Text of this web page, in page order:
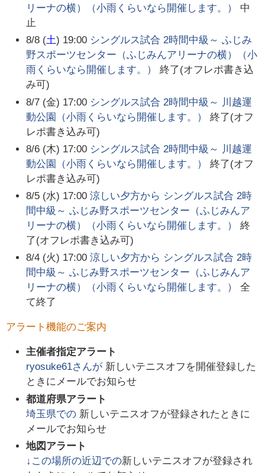
リーナの横）（小雨くらいなら開催します。）
中
止
8/8 (土) 19:00 シングルス試合 2時間中級～ ふじみ
野スポーツセンター（ふじみんアリーナの横）（小
雨くらいなら開催します。）
終了(オフレポ書き込
み可)
8/7 (金) 17:00 シングルス試合 2時間中級～ 川越運
動公園（小雨くらいなら開催します。）
終了(オフ
レポ書き込み可)
8/6 (木) 17:00 シングルス試合 2時間中級～ 川越運
動公園（小雨くらいなら開催します。）
終了(オフ
レポ書き込み可)
8/5 (水) 17:00 涼しい夕方から シングルス試合 2時
間中級～ ふじみ野スポーツセンター（ふじみんア
リーナの横）（小雨くらいなら開催します。）
終
了(オフレポ書き込み可)
8/4 (火) 17:00 涼しい夕方から シングルス試合 2時
間中級～ ふじみ野スポーツセンター（ふじみんア
リーナの横）（小雨くらいなら開催します。）
全
て終了
アラート機能のご案内
主催者指定アラート
ryosuke61さんが 新しいテニスオフを開催登録した
ときにメールでお知らせ
都道府県アラート
埼玉県での 新しいテニスオフが登録されたときに
メールでお知らせ
地図アラート
↓この場所の近辺での新しいテニスオフが登録され